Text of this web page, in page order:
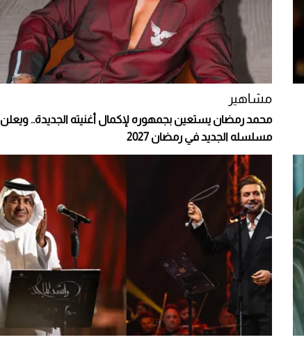
مشاهير
محمد رمضان يستعين بجمهوره لإكمال أغنيته الجديدة.. ويعلن
مسلسله الجديد في رمضان 2027